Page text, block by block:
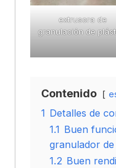
extrusora de
granulación de
Contenido
1 Detalles de
1.1 Buen
granulador
1.2 Buen